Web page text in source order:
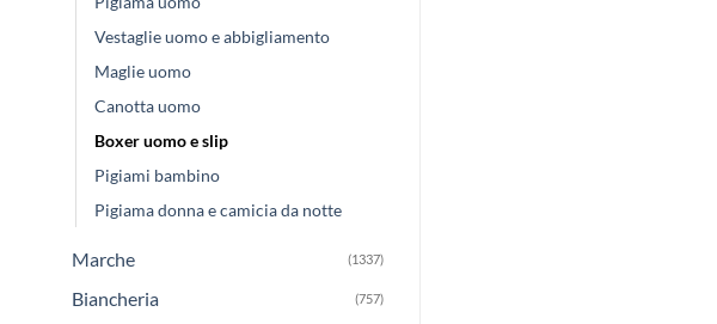
Vestaglie uomo e abbigliamento
Maglie uomo
Canotta uomo
Boxer uomo e slip
Pigiami bambino
Pigiama donna e camicia da notte
Marche (1337)
Biancheria (757)